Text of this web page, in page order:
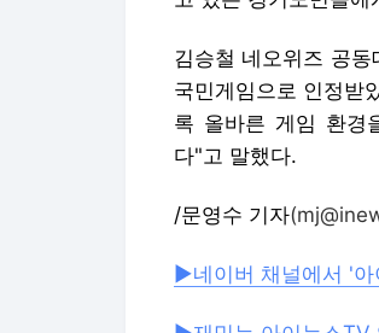
김승철 네오위즈 공
국민게임으로 인정받
록 올바른 게임 환경
다"고 말했다.
/문영수 기자
▶네이버 채널에서 '